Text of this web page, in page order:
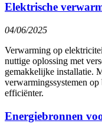
Elektrische
04/06/2025
Verwarming op
nuttige oplossing met
gemakkelijke installatie.
verwarmingssystemen op
efficiënter.
Energiebronnen